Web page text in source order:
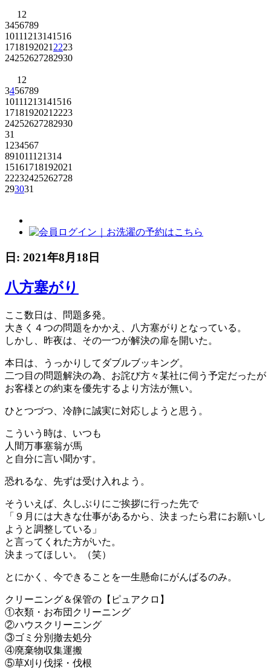
1 2
3456789
10111213141516
1718192021 2223
24252627282930
1 2
3456789
10111213141516
1718192021 2223
24252627282930
31
1 234567
891011121314
15161718192021
22232425262728
293031
日: 2021年8月18日
八方塞がり
ここ数日は、問題多発。
大きく４つの問題をかかえ、八方塞がりとなっている。
しかし、昨夜は、その一つが解決の扉を開いた。
本日は、うっかりしてダブルブッキング。
二つ目の問題解決の為、お詫び方々某社に伺う予定だったが
お客様との約束を優先するより方法が無い。
ひとつづつ、冷静に誠実に対応しようと思う。
こういう時は、いつも
人間万事塞翁が馬
と自分に言い聞かす。
恐れるな、先ずは受け入れよう。
そういえば、久しぶりにご挨拶に行った先で
「９月には大きな仕事があるから、決まったら君にお願いし
ようと調整している」
と言ってくれた方がいた。
決まってほしい。（笑）
とにかく、今できることを一生懸命にがんばるのみ。
クリーニング＆保管の【ピュアクロ】
①衣類・お布団クリーニング
②ハウスクリーニング
③ゴミ分別撤去処分
④廃棄物収集運搬
⑤草刈り伐採・伐根